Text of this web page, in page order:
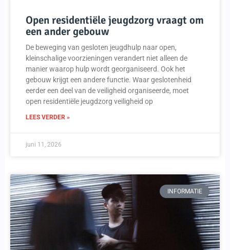
Open residentiële jeugdzorg vraagt om
een ander gebouw
De beweging van gesloten jeugdhulp naar open,
kleinschalige voorzieningen verandert niet alleen de
manier waarop hulp wordt georganiseerd. Ook het
gebouw krijgt een andere functie. Waar geslotenheid
eerder een deel van de veiligheid organiseerde, moet
open residentiële jeugdzorg veiligheid op
LEES VERDER »
juni 11, 2026
INFORMATIE